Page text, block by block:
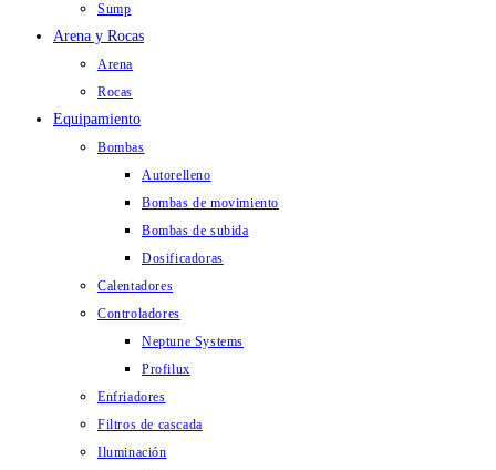
Sump
Arena y Rocas
Arena
Rocas
Equipamiento
Bombas
Autorelleno
Bombas de movimiento
Bombas de subida
Dosificadoras
Calentadores
Controladores
Neptune Systems
Profilux
Enfriadores
Filtros de cascada
Iluminación